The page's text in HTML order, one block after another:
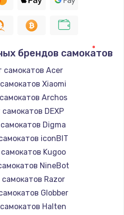
брендов самокатов
самокатов Acer
Xiaomi
Archos
DEXP
Digma
iconBIT
Kugoo
NineBot
Razor
Globber
Halten